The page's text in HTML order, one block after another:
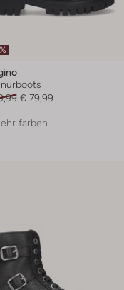
€ 79,99
farben